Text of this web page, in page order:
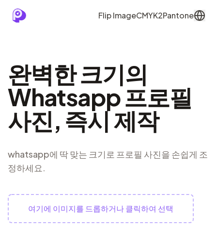
Flip ImageCMYK2Pantone
완벽한 크기의
Whatsapp 프로필
사진, 즉시 제작
whatsapp에 딱 맞는 크기로 프로필 사진을 손쉽게 조
정하세요.
여기에 이미지를 드롭하거나 클릭하여 선택